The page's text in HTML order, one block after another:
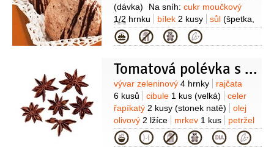
(dávka)
Na sníh: cukr moučkový
1/2 hrnku bílek 2 kusy sůl (špetka,
nebo pár kapek citronové
šťávy)
ořechy vlašské1/3hrnku
tuzemský1 lžíce
(nebo
whisky)
nutella 4 lžíce
Kategorie
Tomatová polévka s badyánem
Suroviny
vývar zeleninový 4 hrnky
rajčata
6 kusů
cibule 1 kus (velká)
celer
řapíkatý 2 kusy (stonek natě)
olej
olivový 2 lžíce mrkev 1 kus
petržel
hladkolistá
1 lžíce
(najemno
pokrájená)
badyán6 kusů
Kategorie